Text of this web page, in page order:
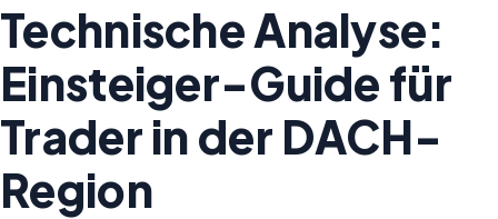
Technische Analyse:
Einsteiger-Guide für
Trader in der DACH-
Region